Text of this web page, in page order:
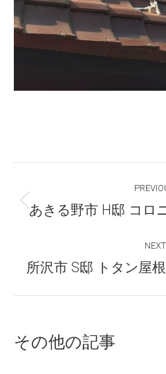
navigation
あきる野市 H邸 コロ
NEXT
所沢市 S邸 トタン屋
その他の記事